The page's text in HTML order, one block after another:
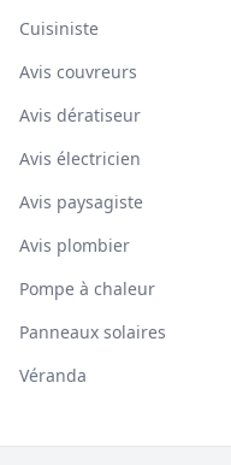
Cuisiniste
Avis couvreurs
Avis dératiseur
Avis électricien
Avis paysagiste
Avis plombier
Pompe à chaleur
Panneaux solaires
Véranda